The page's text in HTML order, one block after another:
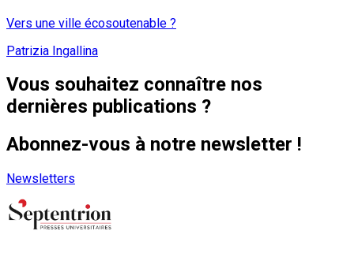
Vers une ville écosoutenable ?
Patrizia Ingallina
Vous souhaitez connaître nos
dernières publications ?
Abonnez-vous à notre newsletter !
Newsletters